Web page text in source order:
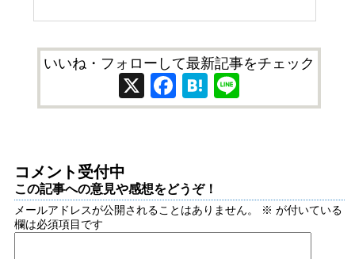
いいね・フォローして最新記事をチェック
X Facebook
Hatena
コメント受付中
この記事への意見や感想をどうぞ！
メールアドレスが公開されることはありません。 ※ が付いている
欄は必須項目です